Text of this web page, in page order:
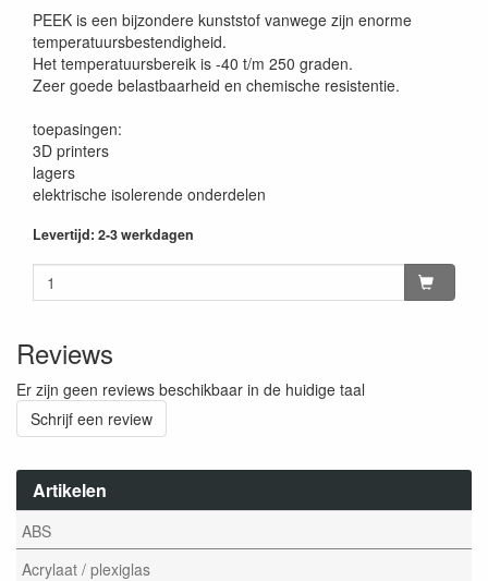
Artikelen
ABS
Acrylaat / plexiglas
PEEK is een bijzondere kunststof vanwege zijn enorme
temperatuursbestendigheid.
Het temperatuursbereik is -40 t/m 250 graden.
Zeer goede belastbaarheid en chemische resistentie.
toepasingen:
3D printers
lagers
elektrische isolerende onderdelen
Levertijd: 2-3 werkdagen
Reviews
Er zijn geen reviews beschikbaar in de huidige taal
Schrijf een review